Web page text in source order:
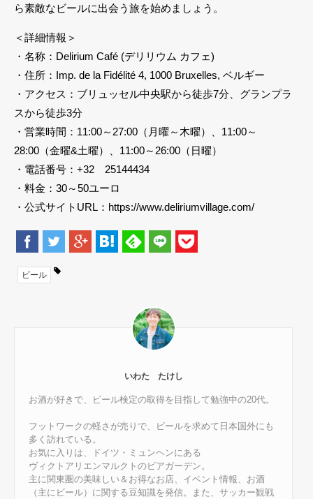
ら素敵なビールに出会う旅を始めましょう。
＜詳細情報＞
・名称：Delirium Café (デリリウム カフェ)
・住所：Imp. de la Fidélité 4, 1000 Bruxelles, ベルギー
・アクセス：ブリュッセル中央駅から徒歩7分、グランプラ
スから徒歩3分
・営業時間：11:00～27:00（月曜～木曜）、11:00～
28:00（金曜&土曜）、11:00～26:00（日曜）
・電話番号：+32 25144434
・料金：30～50ユーロ
・公式サイトURL：https://www.deliriumvillage.com/
ビール
いわた たけし
お酒が好きで、ビール検定の取得を目指して勉強中の20代。
フットワークの軽さが売りで、ビールを求めて日本国外にも
多く訪れている。
お気に入りは、ドイツ・ミュンヘンにある
ヴィクトアリエンマルクトのビアガーデン。
主に関東圏の美味しい＆お得なお店、イベント情報、お酒
（主にビール）に関する豆知識を発信。また、サッカー観戦